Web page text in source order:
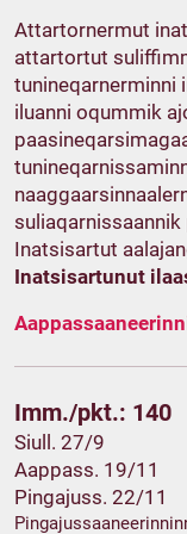
Attartornermut
attartortut
tunineqarnerminni
iluanni oqummik
Inatsisartut
Inatsisartunut
Imm./pkt.: 140
Siull. 27/9
Aappass. 19/11
Pingajuss. 22/11